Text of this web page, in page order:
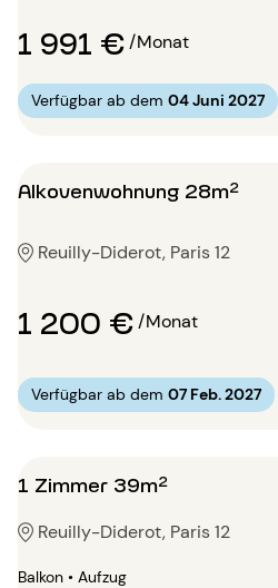
1 991 €/Monat
Verfügbar ab dem 04 Juni 2027
Alkovenwohnung 28m²
Reuilly-Diderot, Paris 12
1 200 €/Monat
Verfügbar ab dem 07 Feb. 2027
1 Zimmer 39m²
Reuilly-Diderot, Paris 12
Balkon • Aufzug